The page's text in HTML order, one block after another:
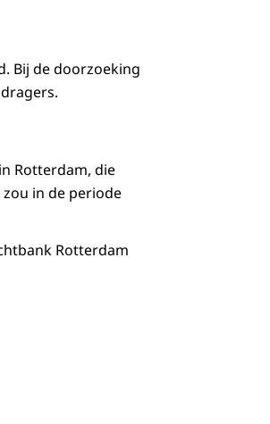
Bij de doorzoeking
Rotterdam, die
in de periode
Rotterdam